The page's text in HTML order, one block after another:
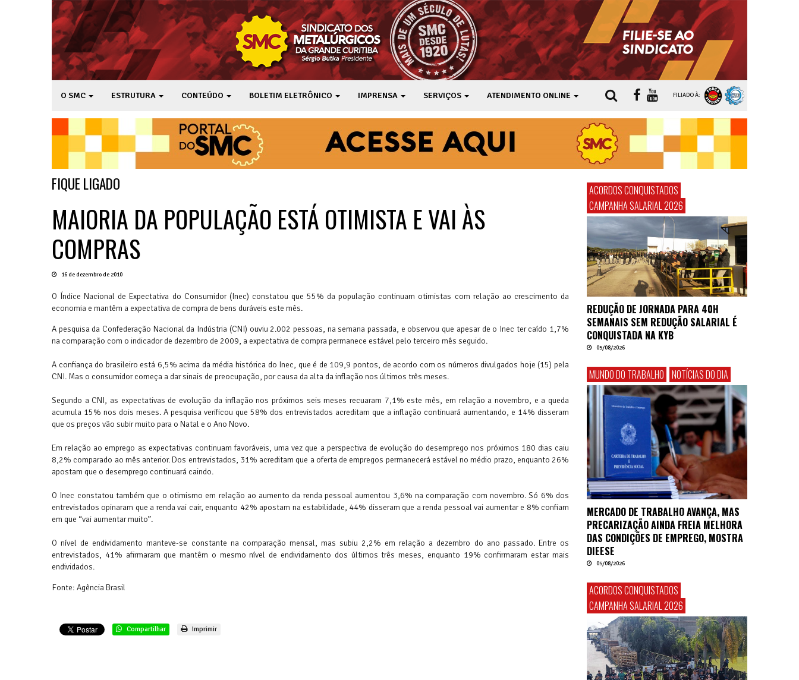
O SMC ESTRUTURA CONTEÚDO BOLETIM ELETRÔNICO IMPRENSA SERVIÇOS ATENDIMENTO ONLINE FILIADO À:
FIQUE LIGADO
MAIORIA DA POPULAÇÃO ESTÁ OTIMISTA E VAI ÀS
COMPRAS
16 de dezembro de 2010
O Índice Nacional de Expectativa do Consumidor (Inec) constatou que 55% da população continuam otimistas com relação ao crescimento da
economia e mantêm a expectativa de compra de bens duráveis este mês.
A pesquisa da Confederação Nacional da Indústria (CNI) ouviu 2.002 pessoas, na semana passada, e observou que apesar de o Inec ter caído 1,7%
na comparação com o indicador de dezembro de 2009, a expectativa de compra permanece estável pelo terceiro mês seguido.
A confiança do brasileiro está 6,5% acima da média histórica do Inec, que é de 109,9 pontos, de acordo com os números divulgados hoje (15) pela
CNI. Mas o consumidor começa a dar sinais de preocupação, por causa da alta da inflação nos últimos três meses.
Segundo a CNI, as expectativas de evolução da inflação nos próximos seis meses recuaram 7,1% este mês, em relação a novembro, e a queda
acumula 15% nos dois meses. A pesquisa verificou que 58% dos entrevistados acreditam que a inflação continuará aumentando, e 14% disseram
que os preços vão subir muito para o Natal e o Ano Novo.
Em relação ao emprego as expectativas continuam favoráveis, uma vez que a perspectiva de evolução do desemprego nos próximos 180 dias caiu
8,2% comparado ao mês anterior. Dos entrevistados, 31% acreditam que a oferta de empregos permanecerá estável no médio prazo, enquanto 26%
apostam que o desemprego continuará caindo.
O Inec constatou também que o otimismo em relação ao aumento da renda pessoal aumentou 3,6% na comparação com novembro. Só 6% dos
entrevistados opinaram que a renda vai cair, enquanto 42% apostam na estabilidade, 44% disseram que a renda pessoal vai aumentar e 8% confiam
em que “vai aumentar muito”.
O nível de endividamento manteve-se constante na comparação mensal, mas subiu 2,2% em relação a dezembro do ano passado. Entre os
entrevistados, 41% afirmaram que mantêm o mesmo nível de endividamento dos últimos três meses, enquanto 19% confirmaram estar mais
endividados.
Fonte: Agência Brasil
Compartilhar Imprimir
ACORDOS CONQUISTADOS
CAMPANHA SALARIAL 2026
REDUÇÃO DE JORNADA PARA 40H
SEMANAIS SEM REDUÇÃO SALARIAL É
CONQUISTADA NA KYB
05/08/2026
MUNDO DO TRABALHO NOTÍCIAS DO DIA
MERCADO DE TRABALHO AVANÇA, MAS
PRECARIZAÇÃO AINDA FREIA MELHORA
DAS CONDIÇÕES DE EMPREGO, MOSTRA
DIEESE
05/08/2026
ACORDOS CONQUISTADOS
CAMPANHA SALARIAL 2026